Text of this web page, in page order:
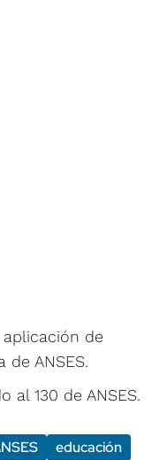
de
ANSES.
al 130 de ANSES.
educación